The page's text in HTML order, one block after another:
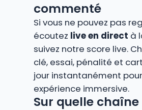
commenté
Si vous ne pouvez pas
écoutez live en direct à
suivez notre score live.
clé, essai, pénalité et
jour instantanément
expérience immersive.
Sur quelle chaîne